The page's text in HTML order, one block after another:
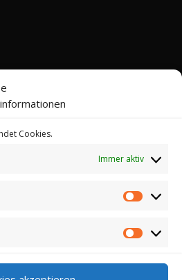
Cookies.
Immer aktiv
Datenschutz
Website handelt es sich
Artikel abschließen.
auf die jeweiligen Links. Dann